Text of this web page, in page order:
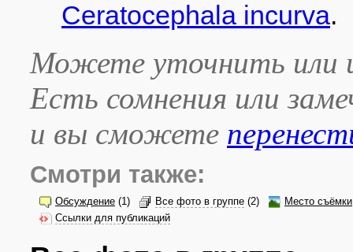
Ceratocephala incurva.
Можете уточнить или
Есть сомнения или
и вы сможете
Смотри также:
Обсуждение (1) Все фото в группе (2)
Место съёмки
Ссылки для публикаций